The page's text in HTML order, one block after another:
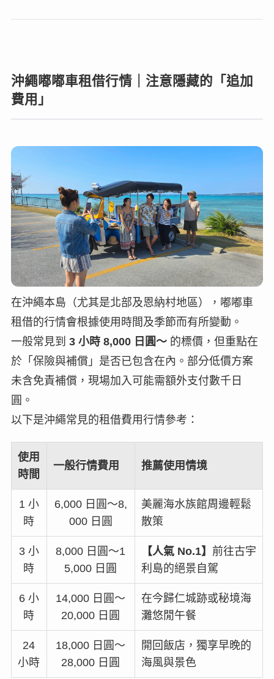
沖繩嘟嘟車租借行情｜注意隱藏的「追加
費用」
在沖繩本島（尤其是北部及恩納村地區），嘟嘟車
租借的行情會根據使用時間及季節而有所變動。
一般常見到 3 小時 8,000 日圓～的標價，但重點在
於「保險與補償」是否已包含在內。部分低價方案
未含免責補償，現場加入可能需額外支付數千日
圓。
以下是沖繩常見的租借費用行情參考：
使用
時間
一般行情費用 推薦使用情境
1 小
時
6,000 日圓～8,
000 日圓
美麗海水族館周邊輕鬆
散策
3 小
時
8,000 日圓～1
5,000 日圓
【人氣 No.1】 前往古宇
利島的絕景自駕
6 小
時
14,000 日圓～
20,000 日圓
在今歸仁城跡或秘境海
灘悠閒午餐
24
小時
18,000 日圓～
28,000 日圓
開回飯店，獨享早晚的
海風與景色